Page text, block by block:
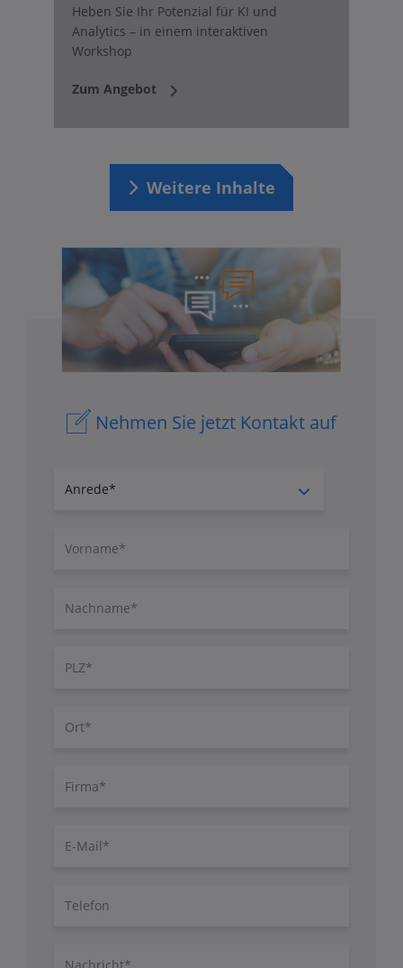
Heben Sie Ihr Potenzial für KI und
Analytics – in einem interaktiven
Workshop
Zum Angebot
Weitere Inhalte
Nehmen Sie jetzt Kontakt auf
Anrede
Vorname
Nachname
PLZ
Ort
Firma
E-
Telefon
Nachricht/Fragen